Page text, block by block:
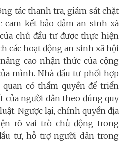
tác thanh tra, giám sát chặt
cam kết bảo đảm an sinh xã
chủ đầu tư được thực hiện
các hoạt động an sinh xã hội
cao nhận thức của cộng
mình. Nhà đầu tư phối hợp
quan có thẩm quyền để triển
của người dân theo đúng quy
Ngược lại, chính quyền địa
rõ vai trò chủ động trong
tư, hỗ trợ người dân trong